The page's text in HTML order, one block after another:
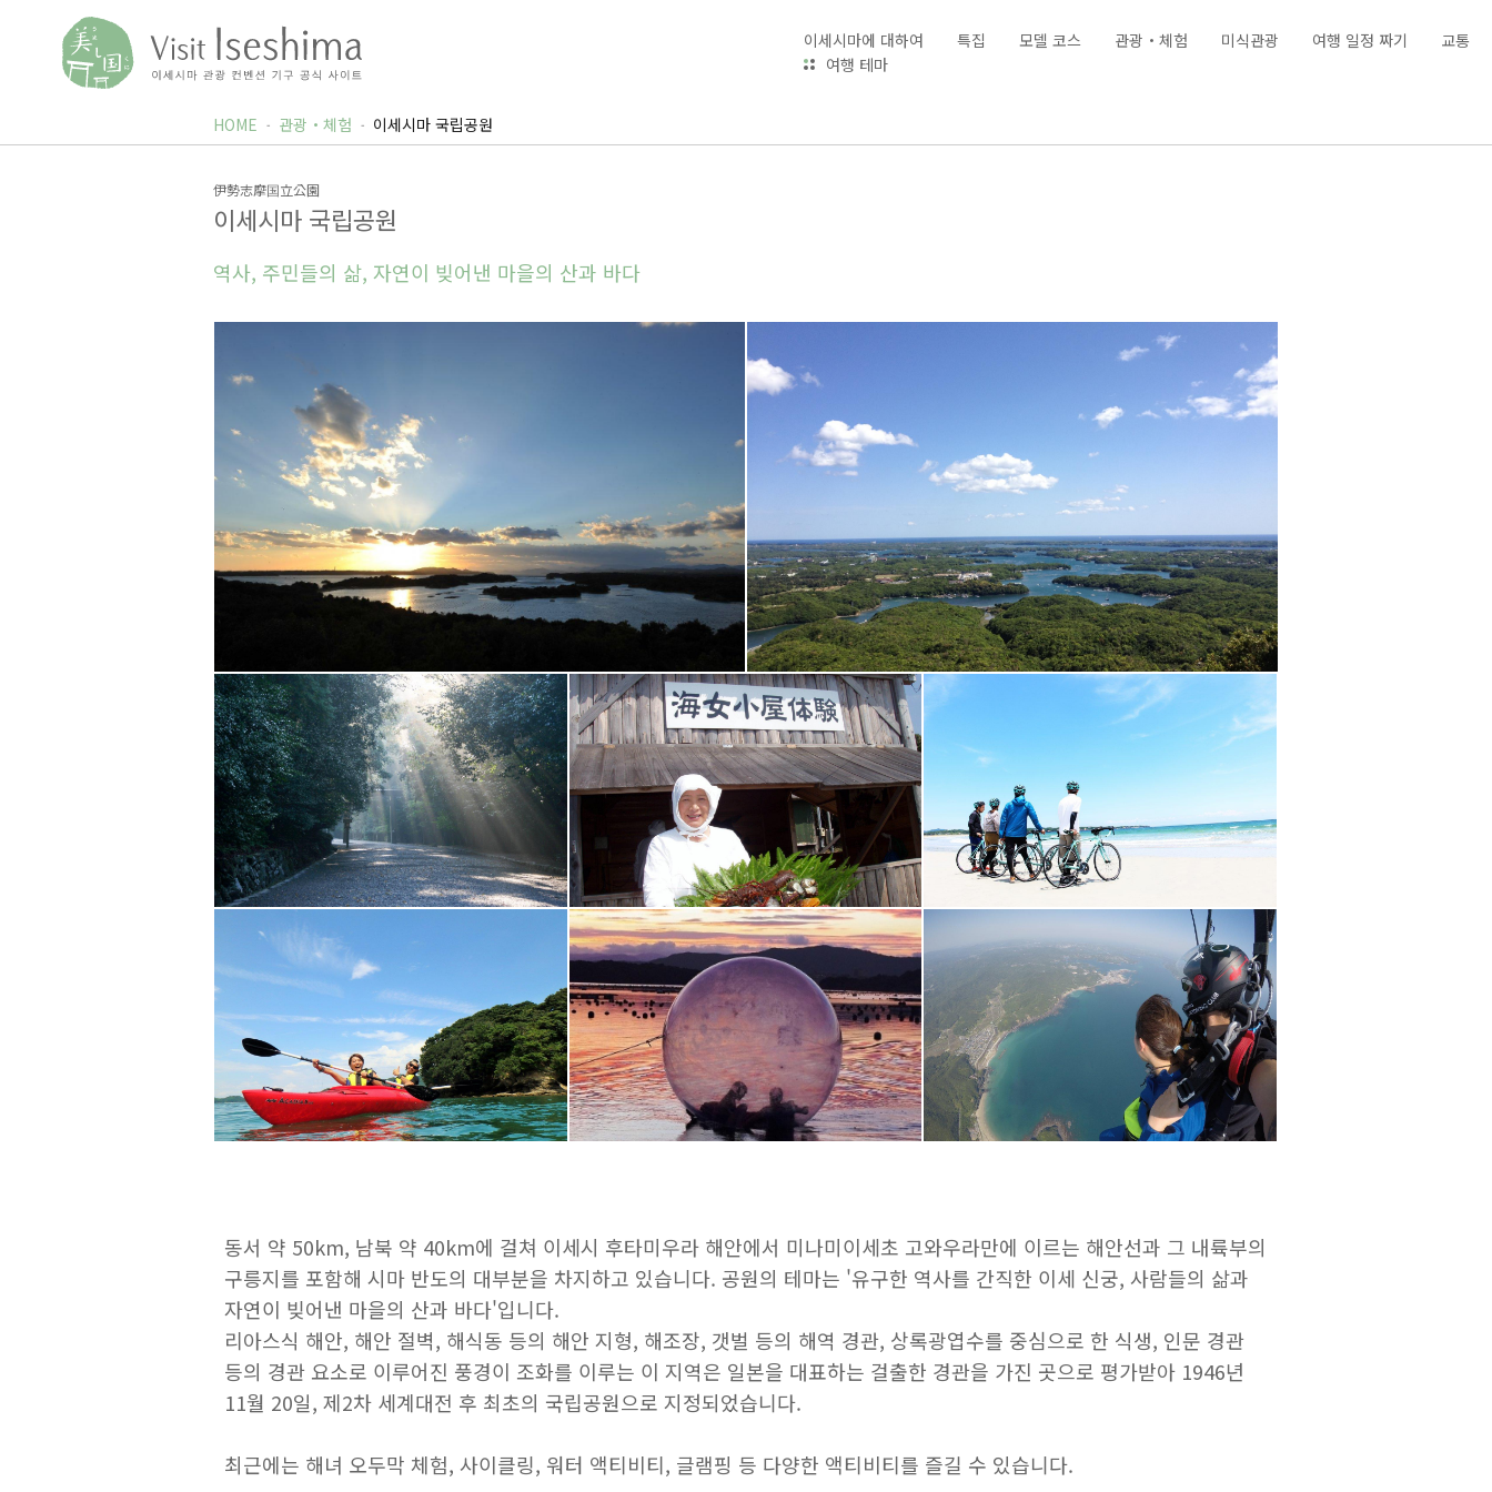
이세시마에 대하여 특집 모델 코스 관광・체험 미식관광 여행 일정 짜기
교통
여행 테마
HOME 관광・체험 이세시마 국립공원
伊勢志摩国立公園
이세시마 국립공원
역사, 주민들의 삶, 자연이 빚어낸 마을의 산과 바다
동서 약 50km, 남북 약 40km에 걸쳐 이세시 후타미우라 해안에서 미나미이세초 고와우라만에 이르는 해안선과 그 내륙부의
구릉지를 포함해 시마 반도의 대부분을 차지하고 있습니다. 공원의 테마는 '유구한 역사를 간직한 이세 신궁, 사람들의 삶과
자연이 빚어낸 마을의 산과 바다'입니다.
리아스식 해안, 해안 절벽, 해식동 등의 해안 지형, 해조장, 갯벌 등의 해역 경관, 상록광엽수를 중심으로 한 식생, 인문 경관
등의 경관 요소로 이루어진 풍경이 조화를 이루는 이 지역은 일본을 대표하는 걸출한 경관을 가진 곳으로 평가받아 1946년
11월 20일, 제2차 세계대전 후 최초의 국립공원으로 지정되었습니다.
최근에는 해녀 오두막 체험, 사이클링, 워터 액티비티, 글램핑 등 다양한 액티비티를 즐길 수 있습니다.